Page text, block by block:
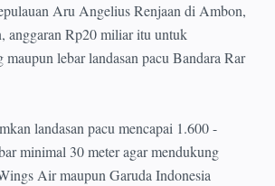
Aru Angelius Renjaan di Ambon,
anggaran Rp20 miliar itu untuk
maupun lebar landasan pacu Bandara Rar
landasan pacu mencapai 1.600 -
minimal 30 meter agar mendukung
Air maupun Garuda Indonesia